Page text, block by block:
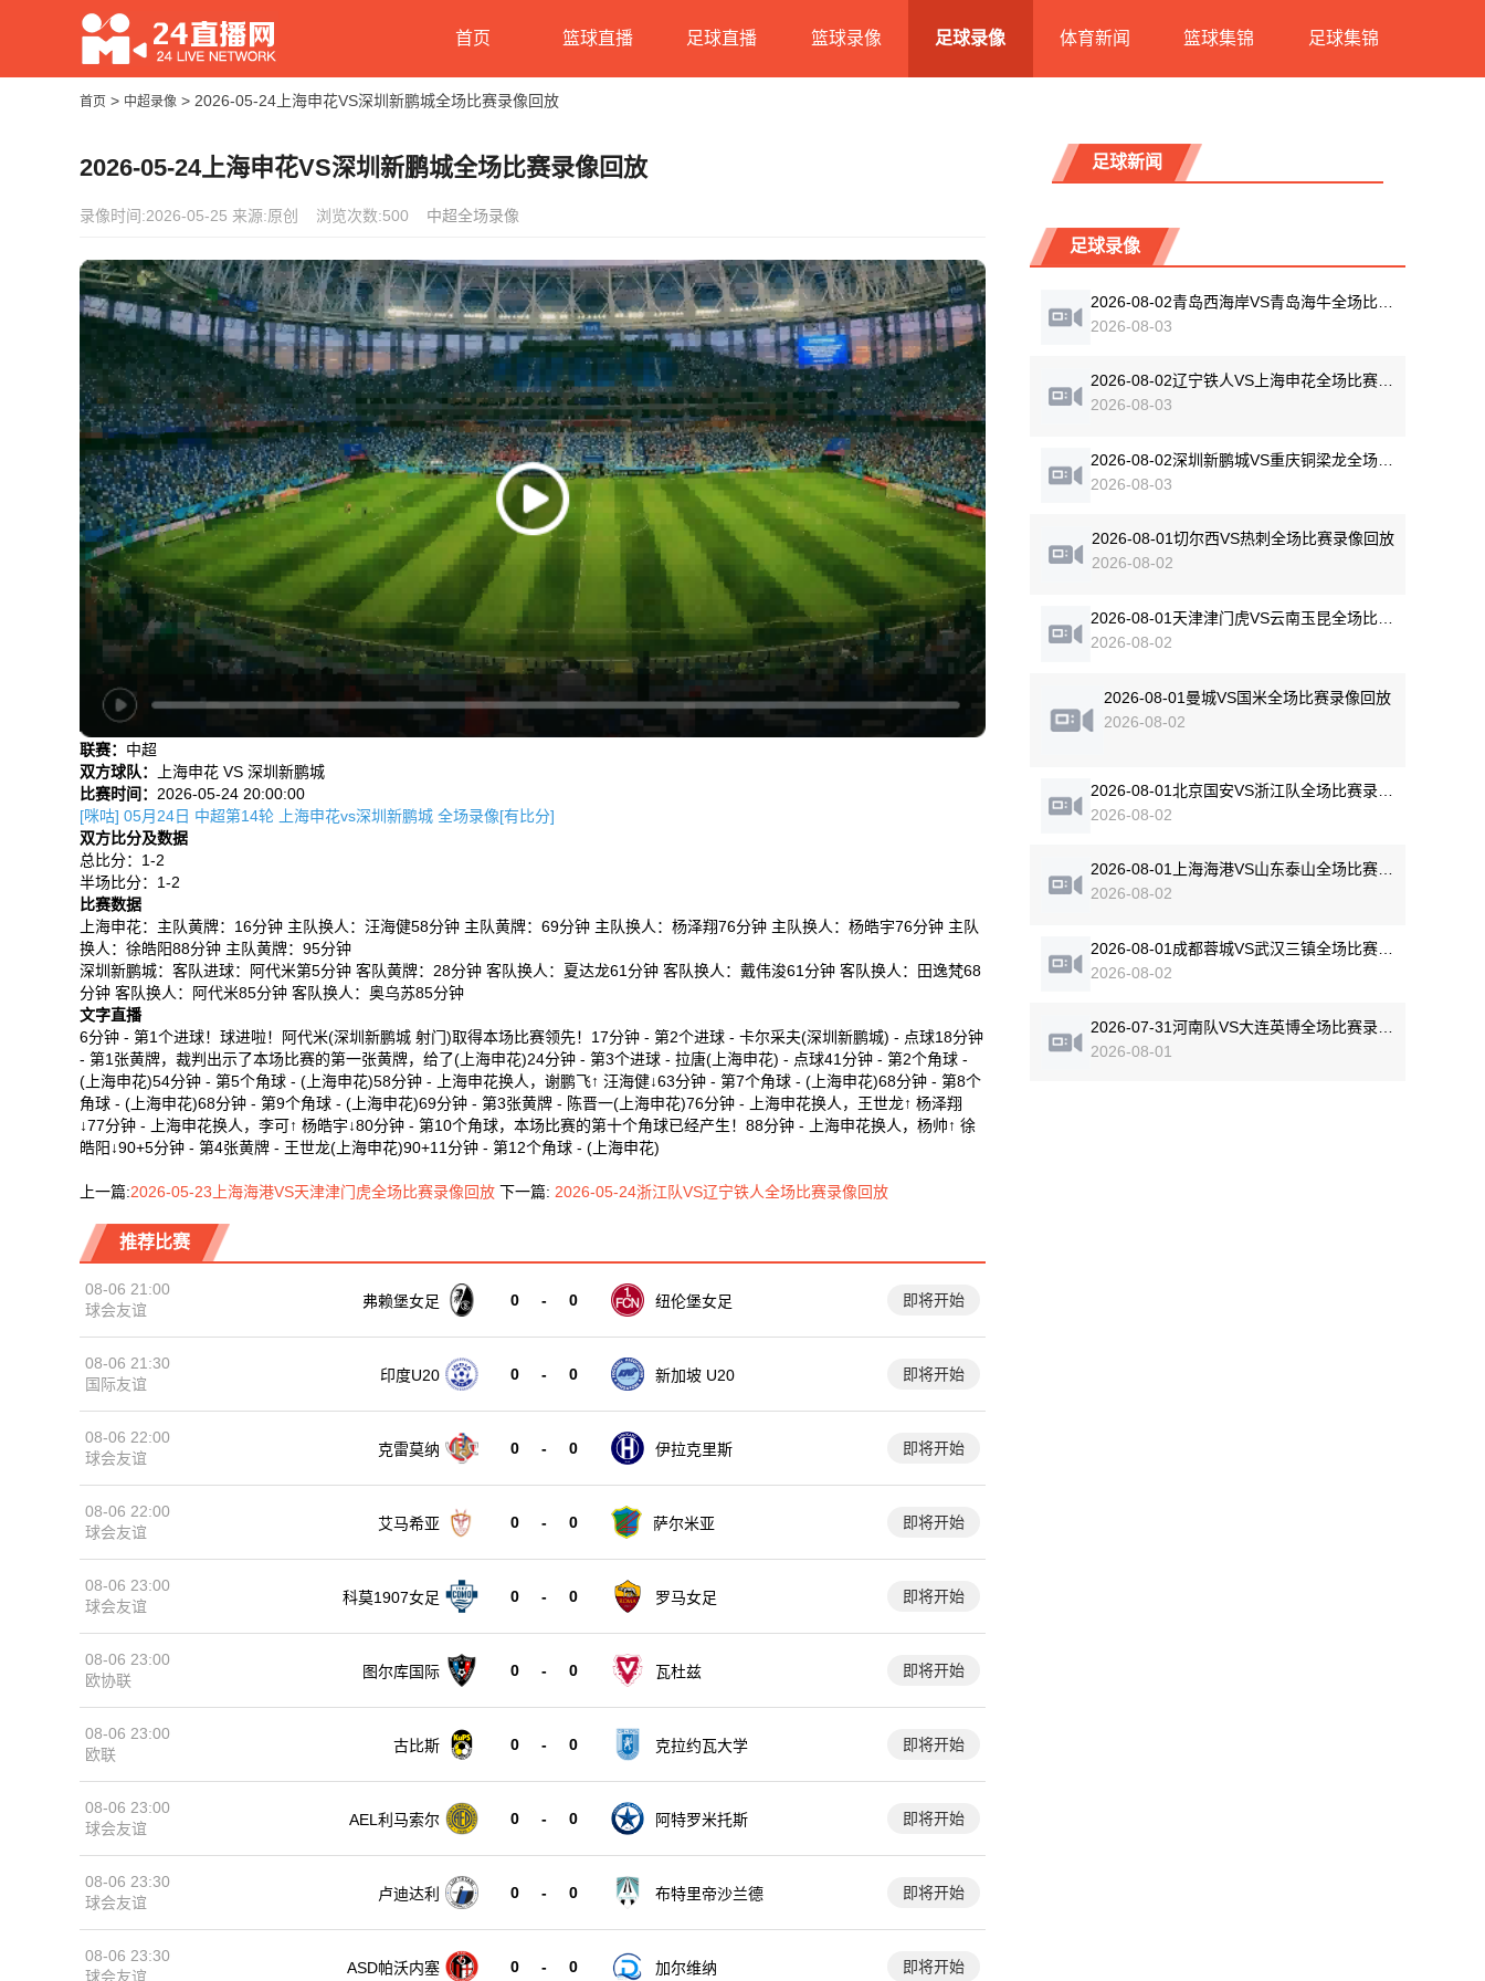
首页 篮球直播 足球直播 篮球录像 足球录像 体育新闻 篮球集锦 足球集锦
首页 > 中超录像 > 2026-05-24上海申花VS深圳新鹏城全场比赛录像回放
2026-05-24上海申花VS深圳新鹏城全场比赛录像回放
录像时间:2026-05-25 来源:原创 浏览次数:500 中超全场录像
联赛： 中超
双方球队：
上海申花 VS 深圳新鹏城
比赛时间： 2026-05-24 20:00:00
[咪咕] 05月24日 中超第14轮 上海申花vs深圳新鹏城 全场录像[有比分]
双方比分及数据
总比分：1-2
半场比分：1-2
比赛数据
上海申花：主队黄牌：16分钟 主队换人：汪海健58分钟 主队黄牌：69分钟 主队换人：杨泽翔76分钟 主队换人：杨皓宇76分钟 主队
换人：徐皓阳88分钟 主队黄牌：95分钟
深圳新鹏城：客队进球：阿代米第5分钟 客队黄牌：28分钟 客队换人：夏达龙61分钟 客队换人：戴伟浚61分钟 客队换人：田逸梵68
分钟 客队换人：阿代米85分钟 客队换人：奥乌苏85分钟
文字直播
6分钟 - 第1个进球！球进啦！阿代米(深圳新鹏城 射门)取得本场比赛领先！17分钟 - 第2个进球 - 卡尔采夫(深圳新鹏城) - 点球18分钟
- 第1张黄牌，裁判出示了本场比赛的第一张黄牌，给了(上海申花)24分钟 - 第3个进球 - 拉唐(上海申花) - 点球41分钟 - 第2个角球 -
(上海申花)54分钟 - 第5个角球 - (上海申花)58分钟 - 上海申花换人，谢鹏飞↑ 汪海健↓63分钟 - 第7个角球 - (上海申花)68分钟 - 第8个
角球 - (上海申花)68分钟 - 第9个角球 - (上海申花)69分钟 - 第3张黄牌 - 陈晋一(上海申花)76分钟 - 上海申花换人，王世龙↑ 杨泽翔
↓77分钟 - 上海申花换人，李可↑ 杨皓宇↓80分钟 - 第10个角球，本场比赛的第十个角球已经产生！88分钟 - 上海申花换人，杨帅↑ 徐
皓阳↓90+5分钟 - 第4张黄牌 - 王世龙(上海申花)90+11分钟 - 第12个角球 - (上海申花)
上一篇:2026-05-23上海海港VS天津津门虎全场比赛录像回放 下一篇: 2026-05-24浙江队VS辽宁铁人全场比赛录像回放
推荐比赛
08-06 21:00
球会友谊
弗赖堡女足 0 - 0 纽伦堡女足 即将开始
08-06 21:30
国际友谊
印度U20 0 - 0 新加坡 U20 即将开始
08-06 22:00
球会友谊
克雷莫纳 0 - 0 伊拉克里斯 即将开始
08-06 22:00
球会友谊
艾马希亚 0 - 0 萨尔米亚 即将开始
08-06 23:00
球会友谊
科莫1907女足 0 - 0 罗马女足 即将开始
08-06 23:00
欧协联
图尔库国际 0 - 0 瓦杜兹 即将开始
08-06 23:00
欧联
古比斯 0 - 0 克拉约瓦大学 即将开始
08-06 23:00
球会友谊
AEL利马索尔 0 - 0 阿特罗米托斯 即将开始
08-06 23:30
球会友谊
卢迪达利 0 - 0 布特里帝沙兰德 即将开始
08-06 23:30
球会友谊
ASD帕沃内塞 0 - 0 加尔维纳 即将开始
足球新闻
足球录像
2026-08-03
2026-08-02辽宁铁人VS上海申花全场比赛录像回放
2026-08-03
2026-08-03
2026-08-01切尔西VS热刺全场比赛录像回放
2026-08-02
2026-08-01天津津门虎VS云南玉昆全场比赛录像回放
2026-08-02
2026-08-01曼城VS国米全场比赛录像回放
2026-08-02
2026-08-02
2026-08-01上海海港VS山东泰山全场比赛录像回放
2026-08-02
2026-08-02
2026-08-01